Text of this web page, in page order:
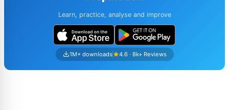
Learn, practice, analyse and improve
1M+ downloads 4.6 · 8k+ Reviews